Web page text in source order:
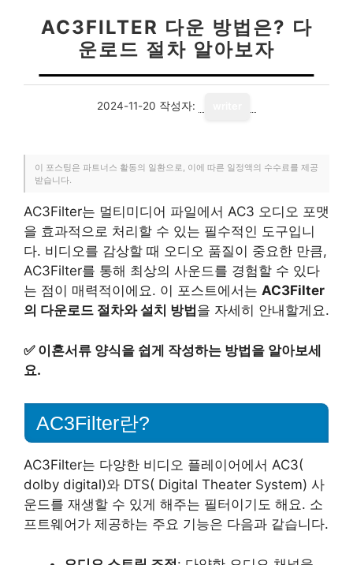
AC3FILTER 다운 방법은? 다
운로드 절차 알아보자
2024-11-20 작성자:
이 포스팅은 파트너스 활동의 일환으로, 이에 따른 일정액의 수수료를 제공
받습니다.
AC3Filter는 멀티미디어 파일에서 AC3 오디오 포맷
을 효과적으로 처리할 수 있는 필수적인 도구입니
다. 비디오를 감상할 때 오디오 품질이 중요한 만큼,
AC3Filter를 통해 최상의 사운드를 경험할 수 있다
는 점이 매력적이에요. 이 포스트에서는 AC3Filter
의 다운로드 절차와 설치 방법 을 자세히 안내할게요.
✅ 이혼서류 양식을 쉽게 작성하는 방법을 알아보세
요.
AC3Filter란?
AC3Filter는 다양한 비디오 플레이어에서 AC3(
dolby digital)와 DTS( Digital Theater System) 사
운드를 재생할 수 있게 해주는 필터이기도 해요. 소
프트웨어가 제공하는 주요 기능은 다음과 같습니다.